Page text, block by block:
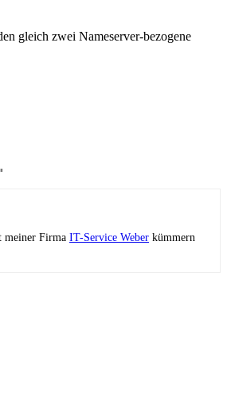
gleich zwei Nameserver-bezogene
meiner Firma IT-Service Weber kümmern